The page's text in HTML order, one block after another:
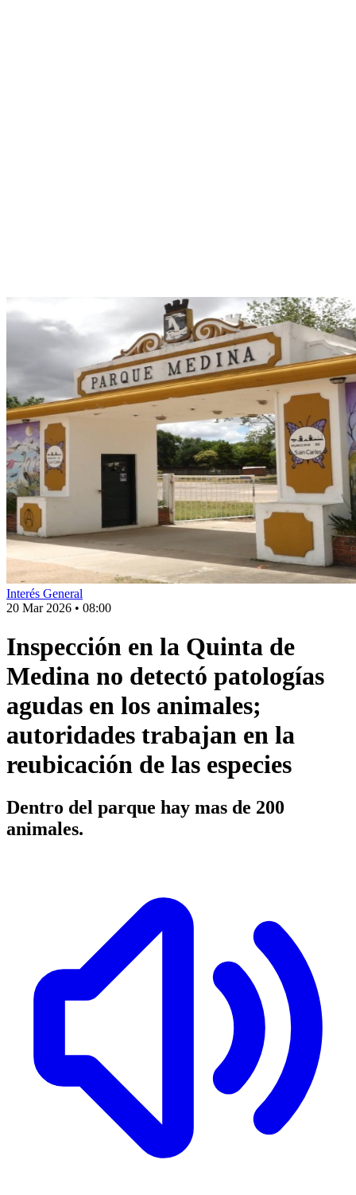
Interés General
20 Mar 2026 • 08:00
Inspección en la Quinta de
Medina no detectó patologías
agudas en los animales;
autoridades trabajan en la
reubicación de las especies
Dentro del parque hay mas de 200
animales.